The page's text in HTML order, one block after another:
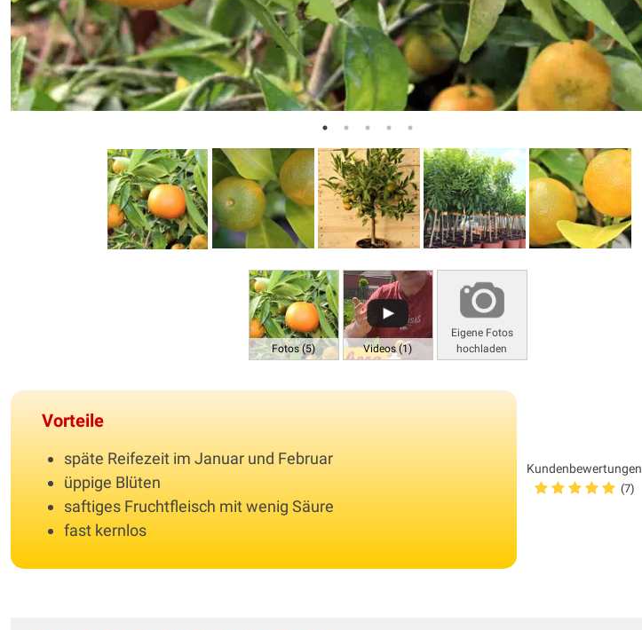
Fotos (5) Videos (1)
Eigene Fotos
hochladen
Vorteile
späte Reifezeit im Januar und Februar
üppige Blüten
saftiges Fruchtfleisch mit wenig Säure
fast kernlos
Kundenbewertungen
(7)